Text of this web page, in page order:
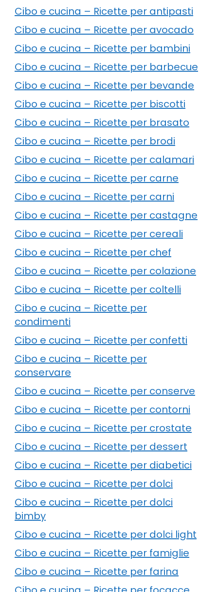
Cibo e cucina – Ricette per antipasti
Cibo e cucina – Ricette per avocado
Cibo e cucina – Ricette per bambini
Cibo e cucina – Ricette per barbecue
Cibo e cucina – Ricette per bevande
Cibo e cucina – Ricette per biscotti
Cibo e cucina – Ricette per brasato
Cibo e cucina – Ricette per brodi
Cibo e cucina – Ricette per calamari
Cibo e cucina – Ricette per carne
Cibo e cucina – Ricette per carni
Cibo e cucina – Ricette per castagne
Cibo e cucina – Ricette per cereali
Cibo e cucina – Ricette per chef
Cibo e cucina – Ricette per colazione
Cibo e cucina – Ricette per coltelli
Cibo e cucina – Ricette per
condimenti
Cibo e cucina – Ricette per confetti
Cibo e cucina – Ricette per
conservare
Cibo e cucina – Ricette per conserve
Cibo e cucina – Ricette per contorni
Cibo e cucina – Ricette per crostate
Cibo e cucina – Ricette per dessert
Cibo e cucina – Ricette per diabetici
Cibo e cucina – Ricette per dolci
Cibo e cucina – Ricette per dolci
bimby
Cibo e cucina – Ricette per dolci light
Cibo e cucina – Ricette per famiglie
Cibo e cucina – Ricette per farina